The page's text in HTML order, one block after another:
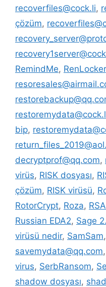
recoverfiles@cock.li,
çözüm,
RemindMe, RenLocker
bip,
decryptprof@qq.com,
virüs, RISK dosyası,
çözüm, RISK virüsü,
RotorCrypt, Roza,
Russian EDA2, Sage
virüsü nedir, SamSam,
savemydata@qq.com,
virus, SerbRansom,
shadow dosyası,